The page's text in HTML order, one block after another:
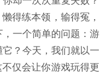
得练本领，输得冤，
一个简单的问题：游
？今天，我们就以一
仅会让你游戏玩得更